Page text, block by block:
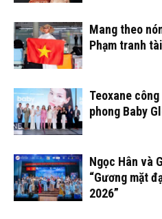
Mang theo
Phạm tranh
Teoxane
phong Baby
Ngọc Hân và
“Gương mặt
2026”